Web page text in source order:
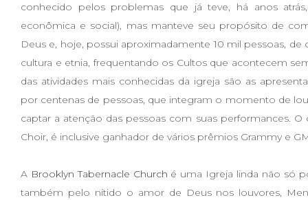
conhecido pelos problemas que já teve, há anos
econômica e social), mas manteve seu propósito de
Deus e, hoje, possui aproximadamente 10 mil pessoas, de
cultura e etnia, frequentando os Cultos que acontecem
das atividades mais conhecidas da igreja são as
por centenas de pessoas, que integram o momento de
captar a atenção das pessoas com suas performances. O
Choir, é inclusive ganhador de vários prêmios Grammy e
A Brooklyn Tabernacle Church é uma Igreja linda não só
também pelo nítido o amor de Deus nos louvores,